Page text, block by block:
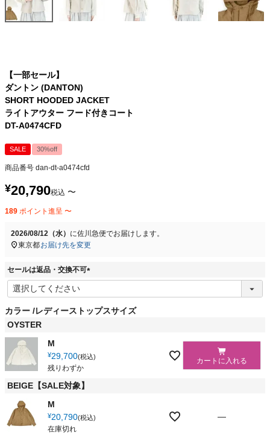
【一部セール】
ダントン (DANTON)
SHORT HOODED JACKET
ライトアウター フード付きコート
DT-A0474CFD
SALE 30%off
商品番号 dan-dt-a0474cfd
¥20,790税込 〜
189 ポイント進呈 〜
2026/08/12（水） に佐川急便でお届けします。
東京都お届け先を変更
セールは返品・交換不可
(
)
カラー
レディーストップスサイズ
OYSTER
M
¥29,700 税込
残りわずか
カートに入れる
BEIGE【SALE対象】
M
¥20,790 税込
在庫切れ
—